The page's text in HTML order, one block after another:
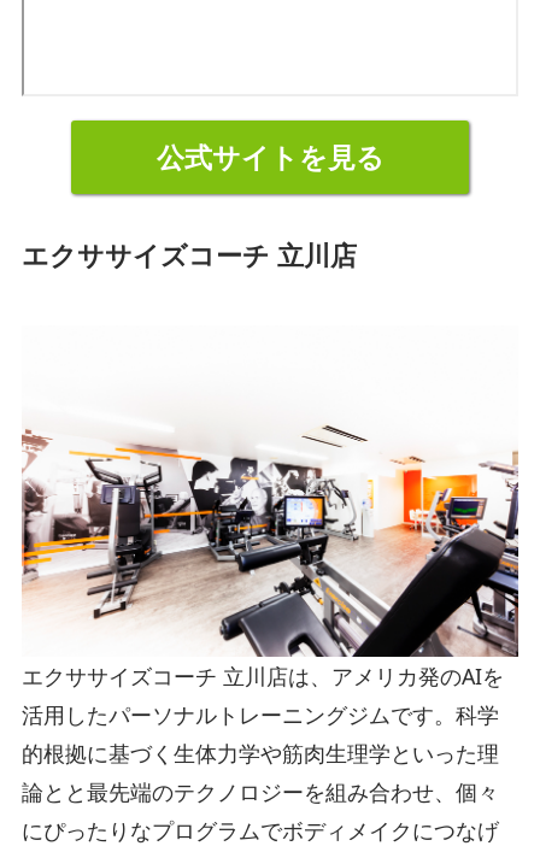
公式サイトを見る
エクササイズコーチ 立川店
エクササイズコーチ 立川店は、アメリカ発のAIを
活用したパーソナルトレーニングジムです。科学
的根拠に基づく生体力学や筋肉生理学といった理
論とと最先端のテクノロジーを組み合わせ、個々
にぴったりなプログラムでボディメイクにつなげ